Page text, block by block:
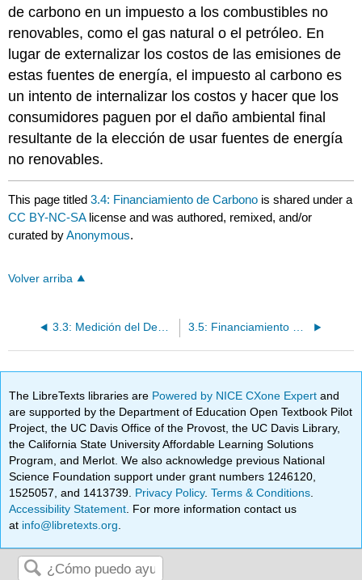
de carbono en un impuesto a los combustibles no
renovables, como el gas natural o el petróleo. En
lugar de externalizar los costos de las emisiones de
estas fuentes de energía, el impuesto al carbono es
un intento de internalizar los costos y hacer que los
consumidores paguen por el daño ambiental final
resultante de la elección de usar fuentes de energía
no renovables.
This page titled3.4: Financiamiento de Carbono is shared under a
CC BY-NC-SA license and was authored, remixed, and/or
curated byAnonymous.
Volver arriba
3.3: Medición del Desempeño Corporativo 3.5: Financiamiento Sustentable
The LibreTexts libraries are Powered by NICE CXone Expertand
are supported by the Department of Education Open Textbook Pilot
Project, the UC Davis Office of the Provost, the UC Davis Library,
the California State University Affordable Learning Solutions
Program, and Merlot. We also acknowledge previous National
Science Foundation support under grant numbers 1246120,
1525057, and 1413739. Privacy Policy.Terms & Conditions
Accessibility Statement . For more information contact us
at info@libretexts.org